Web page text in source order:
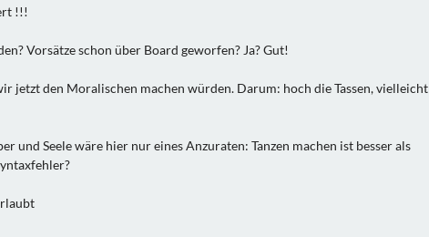
!!!
Vorsätze schon über Board geworfen? Ja? Gut!
jetzt den Moralischen machen würden. Darum: hoch die Tassen, vielleicht
und Seele wäre hier nur eines Anzuraten: Tanzen machen ist besser als